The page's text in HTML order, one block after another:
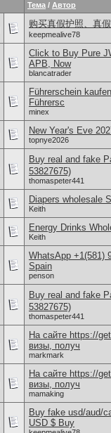
Тема / Автор
购买真假护照、真
keepmealive78
Click to Buy Pure
APB, Now
blancatrader
Führerschein
Führersc
minex
New Year's Eve
topnye2026
Buy real and fake
53827675)
thomaspeter441
Diapers wholesale
Keith
Energy Drinks
Keith
WhatsApp +1(581)
Spain
penson
Buy real and fake
53827675)
thomaspeter441
На сайте https://
визы, получ
markmark
На сайте https://
визы, получ
mamaking
Buy fake usd/aud/
USD $ Buy